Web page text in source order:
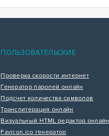
ПОЛЬЗОВАТЕЛЬСКИЕ
Проверка скорости интернет
Генератор паролей онлайн
Подсчет количества символов
Транслитерация онлайн
Визуальный HTML редактор онлайн
Favicon.ico генератор